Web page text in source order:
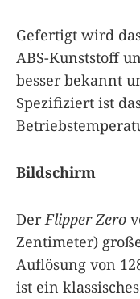
Gefertigt wird
ABS-Kunststoff
besser bekannt
Spezifiziert ist
Bildschirm
DerFlipper Zero
Zentimeter)
Auflösung von
ist ein